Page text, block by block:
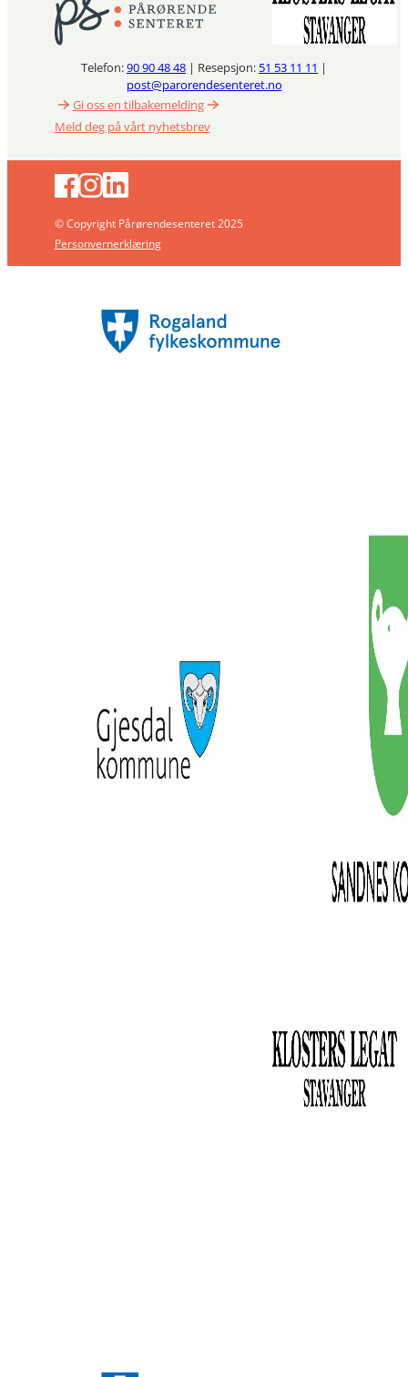
Telefon:90 90 48 48 | Resepsjon: 51 53 11 11 |
post@parorendesenteret.no
Gi oss en tilbakemelding
Meld deg på vårt nyhetsbrev
© Copyright Pårørendesenteret 2025
Personvernerklæring